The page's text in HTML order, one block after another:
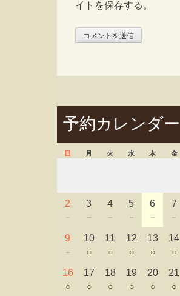
イトを保存する。
予約カレンダー
日 月 火 水 木 金
2
－
3
－
4
－
5
－
6
－
7
－
9
－
10
○
11
○
12
○
13
○
14
○
16
○
17
○
18
○
19
○
20
○
21
○